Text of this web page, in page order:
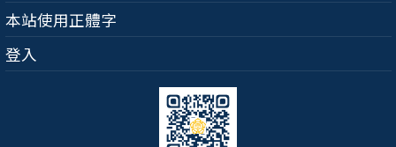
本站使用正體字
登入